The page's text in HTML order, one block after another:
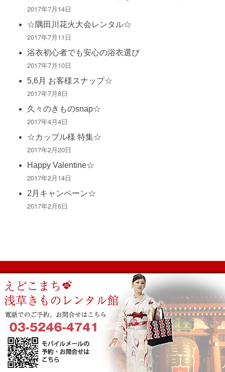
2017年7月14日
☆隅田川花火大会レンタル☆
2017年7月11日
浴衣初心者でも安心の浴衣選び
2017年7月10日
5,6月 お客様スナップ☆
2017年7月8日
久々のきものsnap☆
2017年4月4日
☆カップル様 特集☆
2017年2月20日
Happy Valentine☆
2017年2月14日
2月キャンペーン☆
2017年2月6日